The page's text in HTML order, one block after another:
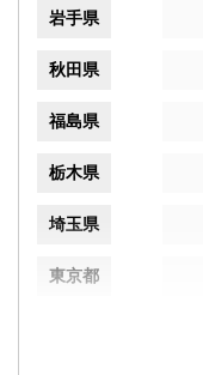
岩手県
秋田県
福島県
栃木県
埼玉県
東京都